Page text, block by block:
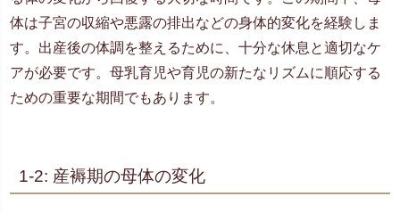
体は子宮の収縮や悪露の排出などの身体的変化を経験しま
す。出産後の体調を整えるために、十分な休息と適切なケ
アが必要です。母乳育児や育児の新たなリズムに順応する
ための重要な期間でもあります。
1-2: 産褥期の母体の変化